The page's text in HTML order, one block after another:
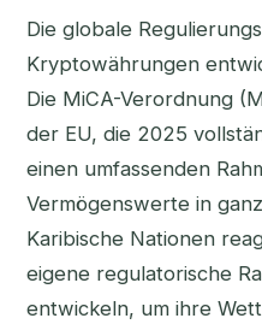
Die globale
Kryptowährungen
Die MiCA-Verordnung
der EU, die 2025
einen umfassenden
Vermögenswerte in
Karibische Nationen
eigene regulatorische
entwickeln, um ihre